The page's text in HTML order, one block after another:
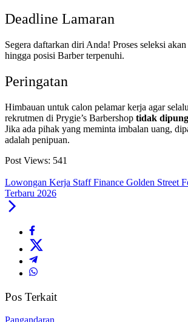
Deadline Lamaran
Segera daftarkan diri Anda! Proses seleksi
hingga posisi Barber terpenuhi.
Peringatan
Himbauan untuk calon pelamar kerja agar
rekrutmen di Prygie’s Barbershop tidak
Jika ada pihak yang meminta imbalan uang,
adalah penipuan.
Post Views: 541
Lowongan Kerja Staff Finance Golden Street
Terbaru 2026
Pos Terkait